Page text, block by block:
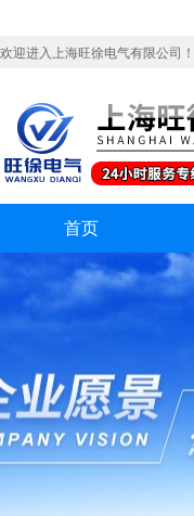
欢迎进入上海旺徐电气有限公司！
首页